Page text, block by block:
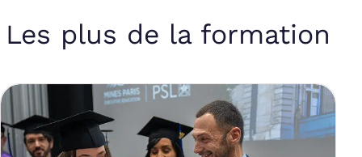
Les plus de la formation